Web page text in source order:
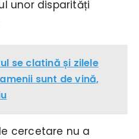
unor disparități
se clatină și zilele
sunt de vină,
cercetare nu a